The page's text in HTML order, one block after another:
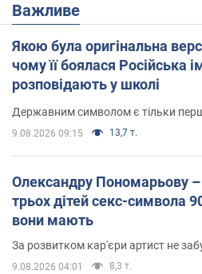
Важливе
Якою була оригінальна
чому її боялася Російська
розповідають у школі
Державним символом є тільки
9.08.2026 09:15 13,7 т.
Олександру Пономарьову
трьох дітей секс-символа
вони мають
За розвитком кар'єри артист не
9.08.2026 04:01 8,3 т.